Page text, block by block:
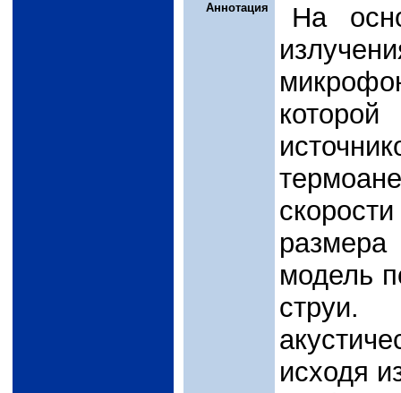
Аннотация
На
модель
струи.
исходя